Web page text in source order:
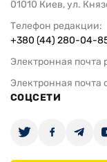
01010 Киев, ул.
Телефон редакции:
+380 (44) 280-04-
Электронная почта
Электронная почта
СОЦСЕТИ